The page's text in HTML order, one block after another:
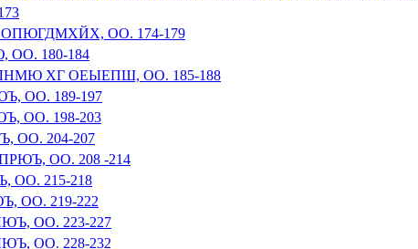
ОО. 174-179
180-184
ХГ ОЕЫЕПШ, ОО. 185-188
ОО. 189-197
ОО. 198-203
ОО. 204-207
ОО. 208 -214
215-218
ОО. 219-222
ОО. 223-227
ОО. 228-232